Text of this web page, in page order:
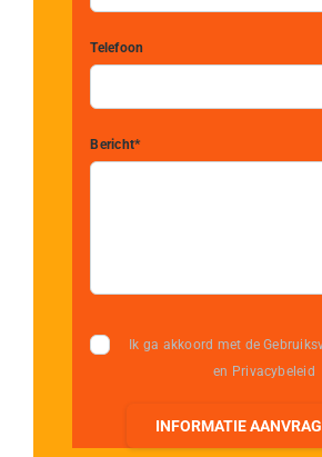
Telefoon
Bericht*
Ik ga akkoord met de
en Privacybeleid
INFORMATIE